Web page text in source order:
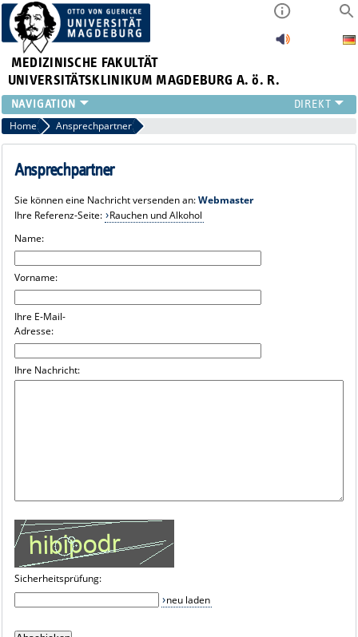
MEDIZINISCHE FAKULTÄT
UNIVERSITÄTSKLINIKUM MAGDEBURG A. ö. R.
INSTITUTE
KLINIKEN
ZENTRALE EINRICHTUNGEN
PRESSE
INTERNATIONAL
INTRANET
Home Ansprechpartner
Ansprechpartner
Sie können eine Nachricht versenden an:Webmaster
Ihre Referenz-Seite: Rauchen und Alkohol
Name:
Vorname:
Ihre E-Mail-
Adresse:
Ihre Nachricht:
Sicherheitsprüfung:
neu laden